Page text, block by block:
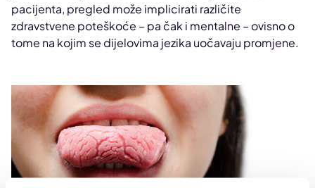
pacijenta, pregled može implicirati različite
zdravstvene poteškoće – pa čak i mentalne – ovisno o
tome na kojim se dijelovima jezika uočavaju promjene.